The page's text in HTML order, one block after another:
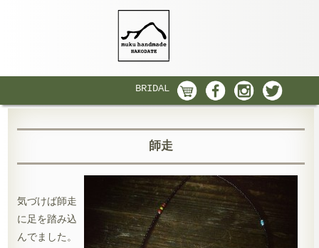
BRIDAL
師走
気づけば師走
に足を踏み込
んでました。